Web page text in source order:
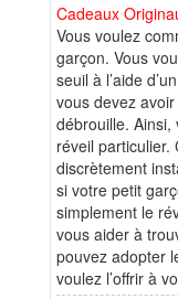
Cadeaux
Vous voulez
garçon. Vous
seuil à l’aide
vous devez
débrouille. Ainsi,
réveil particulier.
discrètement
si votre petit
simplement le
vous aider à
pouvez adopter
voulez l’offrir à